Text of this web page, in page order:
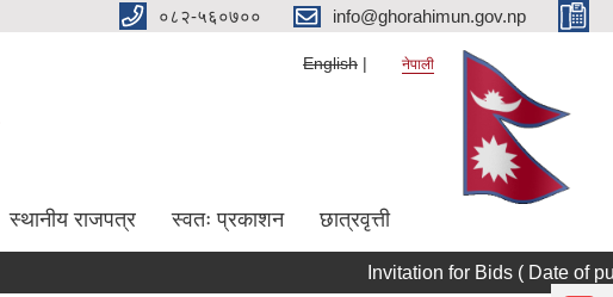
०८२-५६०७०० info@ghorahimun.gov.np
English नेपाली
स्थानीय राजपत्र स्वतः प्रकाशन छात्रवृत्ती
Invitation for Bids ( Date of